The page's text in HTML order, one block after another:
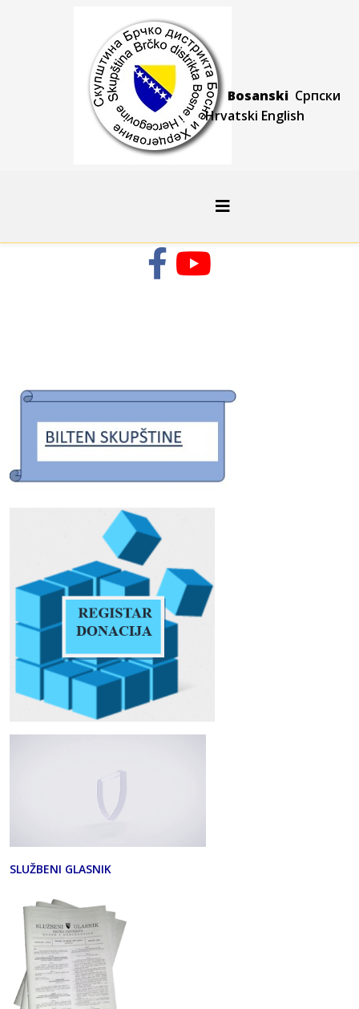
Bosanski Српски
Hrvatski English
SLUŽBENI GLASNIK